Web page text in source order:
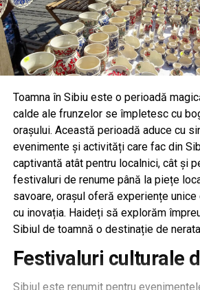
Toamna în Sibiu este o perioadă
calde ale frunzelor se împletesc cu
orașului. Această perioadă aduce cu
evenimente și activități care fac din
captivantă atât pentru localnici, cât și
festivaluri de renume până la piețe
savoare, orașul oferă experiențe
cu inovația. Haideți să explorăm
Sibiul de toamnă o destinație de
Festivaluri culturale
Sibiul este renumit pentru